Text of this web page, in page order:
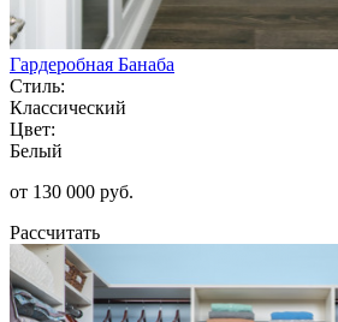
Гардеробная Банаба
Стиль:
Классический
Цвет:
Белый
от 130 000 руб.
Рассчитать